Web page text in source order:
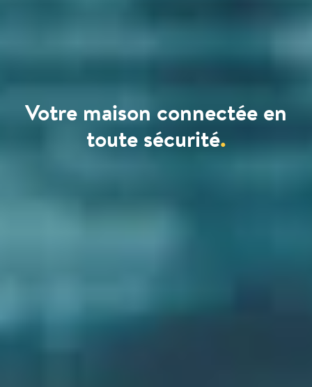
Votre maison connectée en
toute sécurité.